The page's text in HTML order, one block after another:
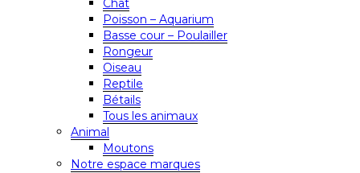
Chat
Poisson – Aquarium
Basse cour – Poulailler
Rongeur
Oiseau
Reptile
Bétails
Tous les animaux
Animal
Moutons
Notre espace marques